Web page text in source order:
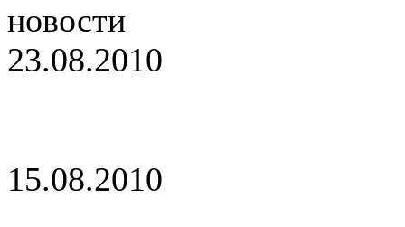
новости
23.08.2010
15.08.2010